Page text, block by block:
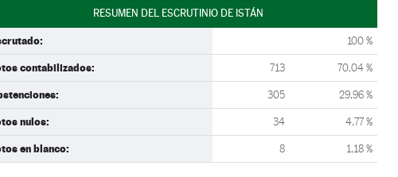
RESUMEN DEL ESCRUTINIO DE ISTÁN
100 %
contabilizados: 713 70,04 %
305 29,96 %
nulos: 34 4,77 %
en blanco: 8 1,18 %